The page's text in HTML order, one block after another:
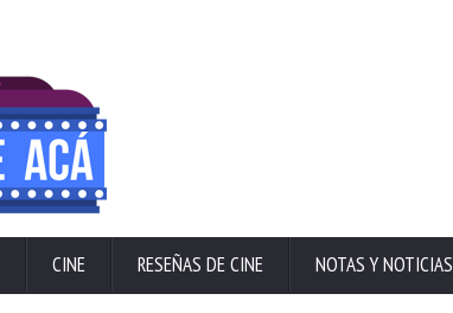
CINE RESEÑAS DE CINE NOTAS Y NOTICIAS